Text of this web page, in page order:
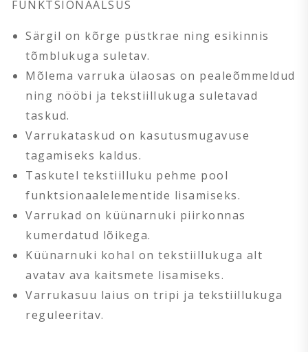
FUNKTSIONAALSUS
Särgil on kõrge püstkrae ning esikinnis
tõmblukuga suletav.
Mõlema varruka ülaosas on pealeõmmeldud
ning nööbi ja tekstiillukuga suletavad
taskud.
Varrukataskud on kasutusmugavuse
tagamiseks kaldus.
Taskutel tekstiilluku pehme pool
funktsionaalelementide lisamiseks.
Varrukad on küünarnuki piirkonnas
kumerdatud lõikega.
Küünarnuki kohal on tekstiillukuga alt
avatav ava kaitsmete lisamiseks.
Varrukasuu laius on tripi ja tekstiillukuga
reguleeritav.